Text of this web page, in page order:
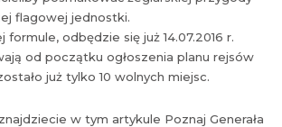
flagowej jednostki.
odbędzie się już 14.07.2016 r.
od początku ogłoszenia planu rejsów
już tylko 10 wolnych miejsc.
w tym artykule Poznaj Generała